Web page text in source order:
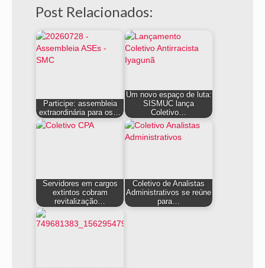
Post Relacionados:
Participe: assembleia
extraordinária para os…
Um novo espaço de luta:
SISMUC lança
Coletivo…
Servidores em cargos
extintos cobram
revitalização…
Coletivo de Analistas
Administrativos se reúne
para…